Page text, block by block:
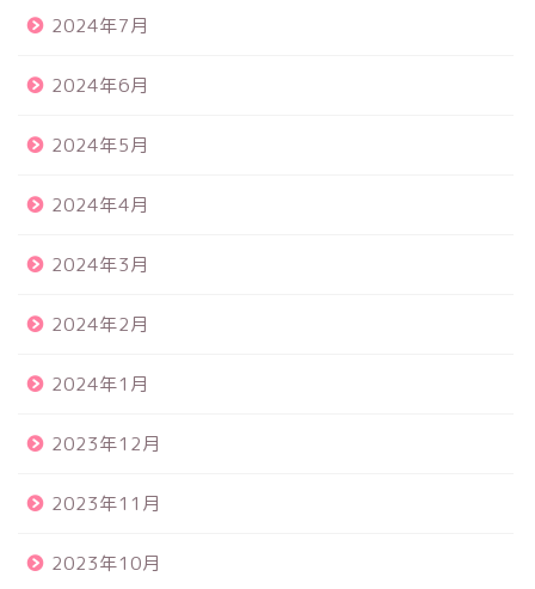
2024年7月
2024年6月
2024年5月
2024年4月
2024年3月
2024年2月
2024年1月
2023年12月
2023年11月
2023年10月